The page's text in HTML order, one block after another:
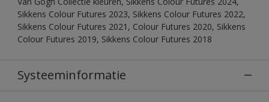
Sikkens Colour Futures 2023, Sikkens Colour Futures 2022,
Sikkens Colour Futures 2021, Colour Futures 2020, Sikkens
Colour Futures 2019, Sikkens Colour Futures 2018
Systeeminformatie